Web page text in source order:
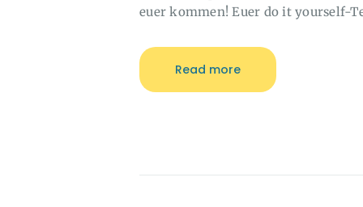
euer kommen! Euer do it yourself-
Read more